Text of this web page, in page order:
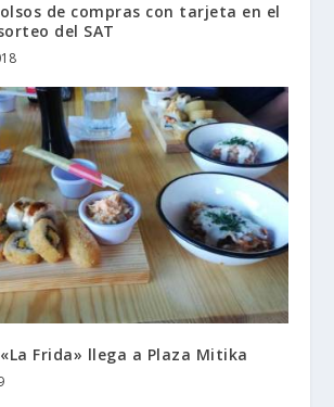
de compras con tarjeta en el
del SAT
Frida» llega a Plaza Mitika